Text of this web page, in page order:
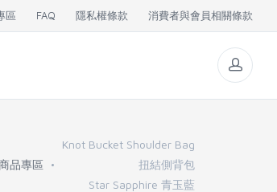
區 FAQ 隱私權條款 消費者與會員相關條款
品專區
Knot Bucket Shoulder Bag
扭結側背包
Star Sapphire 青玉藍